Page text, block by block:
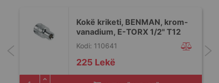
Kokë kriketi, BENMAN, krom-
vanadium, E-TORX 1/2" T12
225 Lekë
Kodi: 110641